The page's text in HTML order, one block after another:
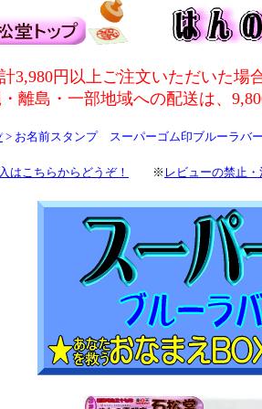
3,980円以上ご注文いただいた場
離島・一部地域への配送は、
> お名前スタンプ スーパーゴム印ブルーラバ
はこちらからどうぞ！ ※ レビューの禁止